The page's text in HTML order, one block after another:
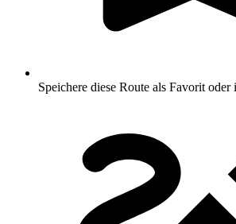
Speichere diese Route als Favorit